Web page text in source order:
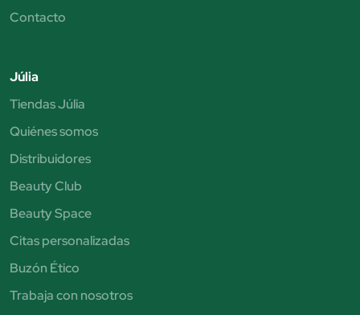
Contacto
Júlia
Tiendas Júlia
Quiénes somos
Distribuidores
Beauty Club
Beauty Space
Citas personalizadas
Buzón Ético
Trabaja con nosotros